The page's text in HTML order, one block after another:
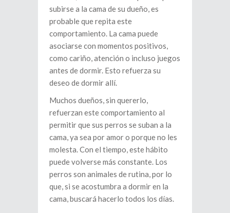
subirse a la cama de su dueño, es
probable que repita este
comportamiento. La cama puede
asociarse con momentos positivos,
como cariño, atención o incluso juegos
antes de dormir. Esto refuerza su
deseo de dormir allí.
Muchos dueños, sin quererlo,
refuerzan este comportamiento al
permitir que sus perros se suban a la
cama, ya sea por amor o porque no les
molesta. Con el tiempo, este hábito
puede volverse más constante. Los
perros son animales de rutina, por lo
que, si se acostumbra a dormir en la
cama, buscará hacerlo todos los días.